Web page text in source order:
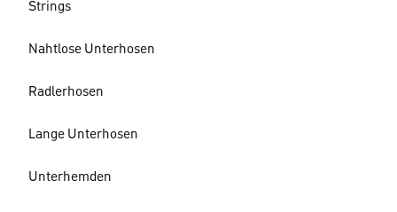
Strings
Nahtlose Unterhosen
Radlerhosen
Lange Unterhosen
Unterhemden